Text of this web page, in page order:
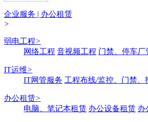
企业服务 | 办公租赁
>
弱电工程>
网络工程 音视频工程 门禁、停车厂
IT运维>
IT网管服务 工程布线/监控、门禁、
办公租赁>
电脑、笔记本租赁 办公设备租赁 办